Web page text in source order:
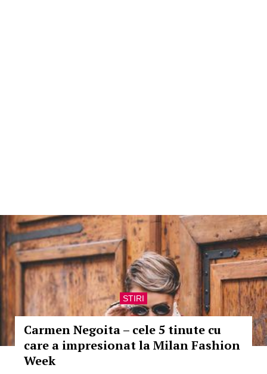
STIRI
Carmen Negoita – cele 5 tinute cu
care a impresionat la Milan Fashion
Week